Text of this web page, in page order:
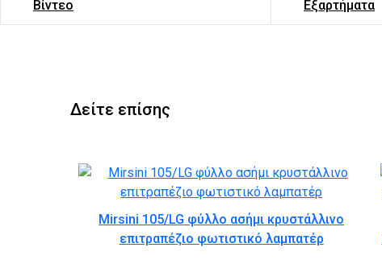
Βίντεο Εξαρτήματα
Δείτε επίσης
Mirsini 105/LG φύλλο ασήμι κρυστάλλινο
επιτραπέζιο φωτιστικό λαμπατέρ